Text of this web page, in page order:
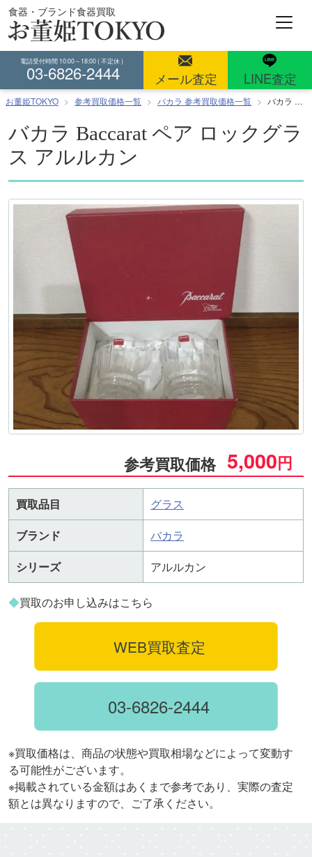
コ
ン
テ
へ
ス
ッ
食器・ブランド食器買取
電話受付時間 10:00～18:00 ( 不定休 )
03-6826-2444 メール査定 LINE査定
お董姫TOKYO 参考買取価格一覧 バカラ 参考買取価格一覧 バカラ Baccarat ペア ロックグラス アルルカン
バカラ Baccarat ペア ロックグラ
ス アルルカン
参考買取価格 5,000円
買取品目
グラス
ブランド
バカラ
シリーズ
アルルカン
◆買取のお申し込みはこちら
WEB買取査定
03-6826-2444
※買取価格は、商品の状態や買取相場などによって変動す
る可能性がございます。
※掲載されている金額はあくまで参考であり、実際の査定
額とは異なりますので、ご了承ください。